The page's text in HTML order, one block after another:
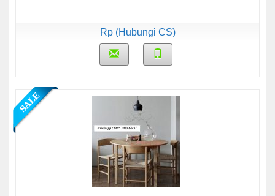
Rp (Hubungi CS)